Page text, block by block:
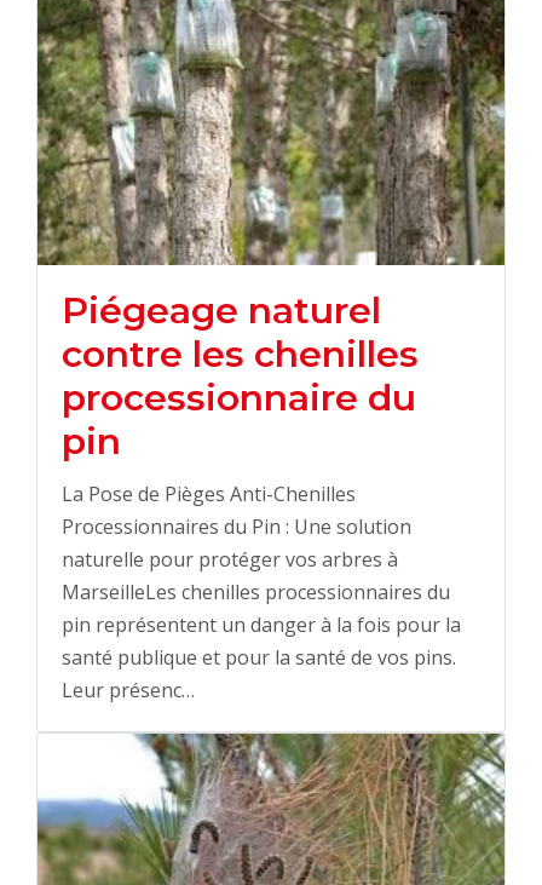
Piégeage naturel
contre les chenilles
processionnaire du
pin
La Pose de Pièges Anti-Chenilles
Processionnaires du Pin : Une solution
naturelle pour protéger vos arbres à
MarseilleLes chenilles processionnaires du
pin représentent un danger à la fois pour la
santé publique et pour la santé de vos pins.
Leur présenc…